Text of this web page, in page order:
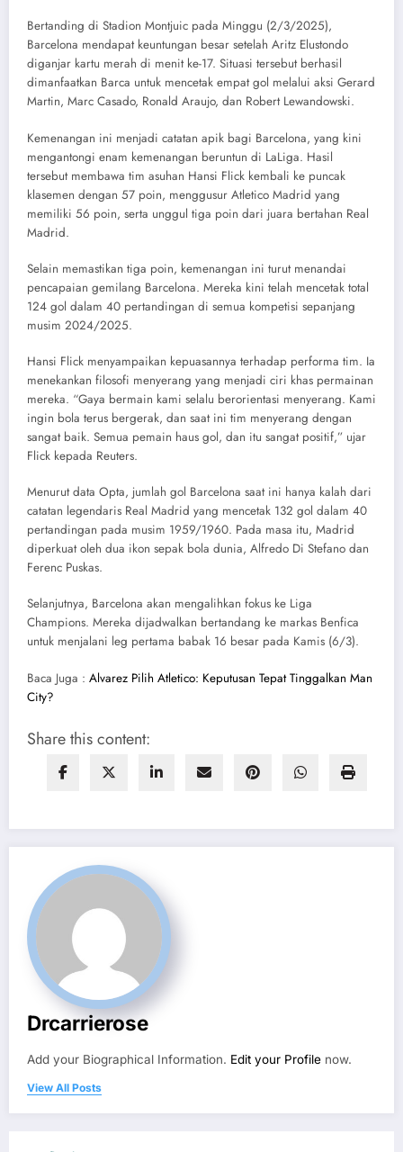
Bertanding di Stadion Montjuic pada Minggu (2/3/2025),
Barcelona mendapat keuntungan besar setelah Aritz Elustondo
diganjar kartu merah di menit ke-17. Situasi tersebut berhasil
dimanfaatkan Barca untuk mencetak empat gol melalui aksi Gerard
Martin, Marc Casado, Ronald Araujo, dan Robert Lewandowski.
Kemenangan ini menjadi catatan apik bagi Barcelona, yang kini
mengantongi enam kemenangan beruntun di LaLiga. Hasil
tersebut membawa tim asuhan Hansi Flick kembali ke puncak
klasemen dengan 57 poin, menggusur Atletico Madrid yang
memiliki 56 poin, serta unggul tiga poin dari juara bertahan Real
Madrid.
Selain memastikan tiga poin, kemenangan ini turut menandai
pencapaian gemilang Barcelona. Mereka kini telah mencetak total
124 gol dalam 40 pertandingan di semua kompetisi sepanjang
musim 2024/2025.
Hansi Flick menyampaikan kepuasannya terhadap performa tim. Ia
menekankan filosofi menyerang yang menjadi ciri khas permainan
mereka. “Gaya bermain kami selalu berorientasi menyerang. Kami
ingin bola terus bergerak, dan saat ini tim menyerang dengan
sangat baik. Semua pemain haus gol, dan itu sangat positif,” ujar
Flick kepada Reuters.
Menurut data Opta, jumlah gol Barcelona saat ini hanya kalah dari
catatan legendaris Real Madrid yang mencetak 132 gol dalam 40
pertandingan pada musim 1959/1960. Pada masa itu, Madrid
diperkuat oleh dua ikon sepak bola dunia, Alfredo Di Stefano dan
Ferenc Puskas.
Selanjutnya, Barcelona akan mengalihkan fokus ke Liga
Champions. Mereka dijadwalkan bertandang ke markas Benfica
untuk menjalani leg pertama babak 16 besar pada Kamis (6/3).
Baca Juga : Alvarez Pilih Atletico: Keputusan Tepat Tinggalkan Man
City?
Share this content:
Drcarrierose
Add your Biographical Information. Edit your Profile now.
View All Posts